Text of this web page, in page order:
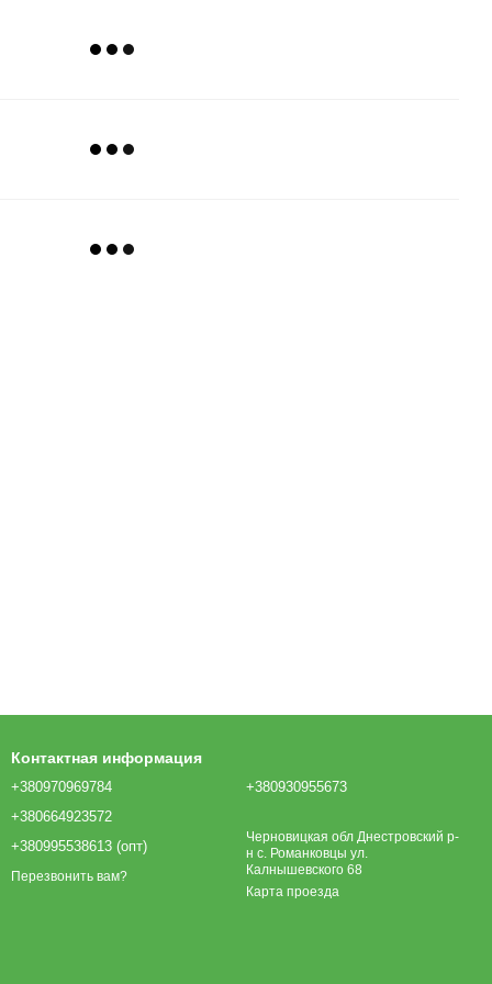
Контактная информация
+380970969784
+380664923572
+380995538613 (опт)
Перезвонить вам?
+380930955673
Черновицкая обл Днестровский р-
н с. Романковцы ул.
Калнышевского 68
Карта проезда